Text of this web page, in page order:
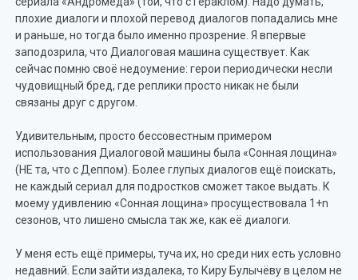
плохие диалоги и плохой перевод диалогов попадались мне
и раньше, но тогда было именно прозрение. Я впервые
заподозрила, что Диалоговая машина существует. Как
сейчас помню своё недоумение: герои периодически несли
чудовищный бред, где реплики просто никак не были
связаны друг с другом.
Удивительным, просто бессовестным примером
использования Диалоговой машины была «Сонная лощина»
(НЕ та, что с Деппом). Более глупых диалогов ещё поискать,
не каждый сериал для подростков сможет такое выдать. К
моему удивлению «Сонная лощина» просуществовала 1+n
сезонов, что лишено смысла так же, как её диалоги.
У меня есть ещё примеры, туча их, но среди них есть условно
недавний. Если зайти издалека, то Киру Булычёву в целом не